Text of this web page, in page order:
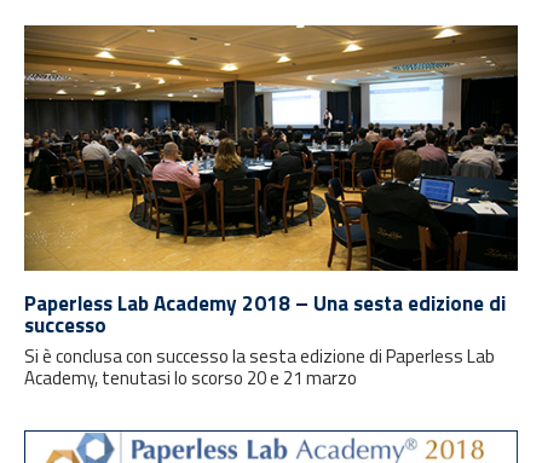
Paperless Lab Academy 2018 – Una sesta edizione di
successo
Si è conclusa con successo la sesta edizione di Paperless Lab
Academy, tenutasi lo scorso 20 e 21 marzo